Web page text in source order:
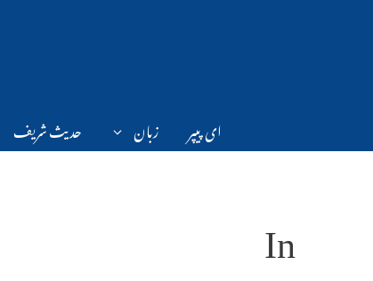
ای پیپر زبان حدیث شریف
In